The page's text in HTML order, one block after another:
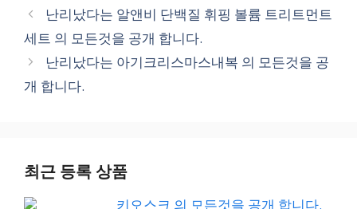
난리났다는 알앤비 단백질 휘핑 볼륨 트리트먼트
세트 의 모든것을 공개 합니다.
난리났다는 아기크리스마스내복 의 모든것을 공
개 합니다.
최근 등록 상품
키오스크 의 모든것을 공개 합니다.